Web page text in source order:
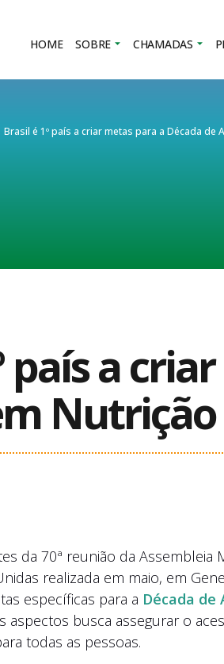
HOME SOBRE CHAMADAS
Brasil é 1º país a criar metas para a Década de
país a
Nutrição
da 70ª reunião da Assembleia
realizada em maio, em
específicas para a Década de
busca assegurar o
todas as pessoas.